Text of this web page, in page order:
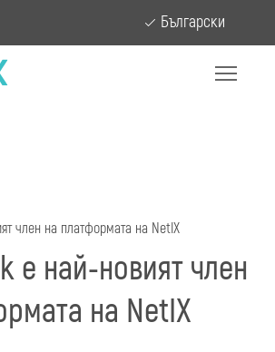
Български
член на платформата на NetIX
е най-новият член
на NetIX